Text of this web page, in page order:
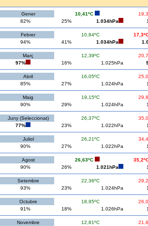
Gener 10,41ºC
82%
25% 1.034hPa
Febrer 10,84ºC
94%
41% 1.034hPa
Març 12,39ºC
97%
16% 1.025hPa
Abril 16,05ºC
85%
27% 1.024hPa
Maig 19,15ºC
90%
29% 1.024hPa
Juny (Seleccionat) 26,37ºC
77%
23% 1.022hPa
Juliol 26,21ºC
90%
27% 1.022hPa
Agost 26,63ºC
90%
26% 1.021hPa
Setembre 22,36ºC
93%
23% 1.024hPa
Octubre 18,95ºC
91%
18% 1.026hPa
Novembre 12,81ºC